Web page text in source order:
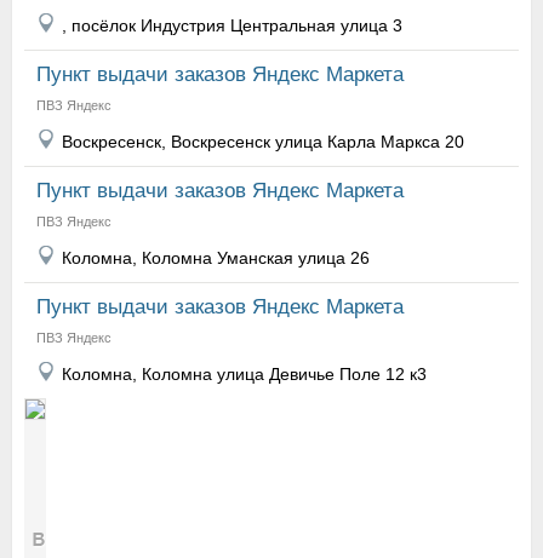
, посёлок Индустрия Центральная улица 3
Пункт выдачи заказов Яндекс Маркета
ПВЗ Яндекс
Воскресенск, Воскресенск улица Карла Маркса 20
Пункт выдачи заказов Яндекс Маркета
ПВЗ Яндекс
Коломна, Коломна Уманская улица 26
Пункт выдачи заказов Яндекс Маркета
ПВЗ Яндекс
Коломна, Коломна улица Девичье Поле 12 к3